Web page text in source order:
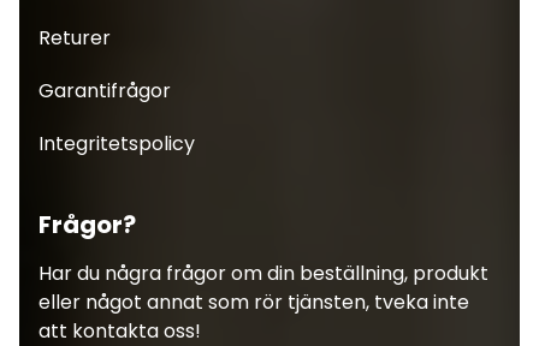
Returer
Garantifrågor
Integritetspolicy
Frågor?
Har du några frågor om din beställning, produkt
eller något annat som rör tjänsten, tveka inte
att kontakta oss!